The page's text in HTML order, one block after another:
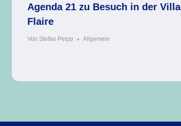
Agenda 21 zu Besuch in der Villa
Flaire
Von Stefan Peipp Allgemein